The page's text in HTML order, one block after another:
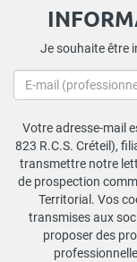
Je souhaite être
Votre adresse-mail
823 R.C.S. Créteil),
transmettre notre
de prospection
Territorial. Vos
transmises aux
proposer des